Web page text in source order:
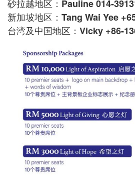
砂拉越地区： Pauline 014-
新加坡地区： Tang Wai Yee
台湾及中国地区： Vicky +86-